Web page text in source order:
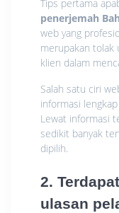
Tips pertama
penerjemah
web yang
merupakan tolak
klien dalam
Salah satu ciri
informasi
Lewat informasi
sedikit banyak
dipilih.
2.
ulasan